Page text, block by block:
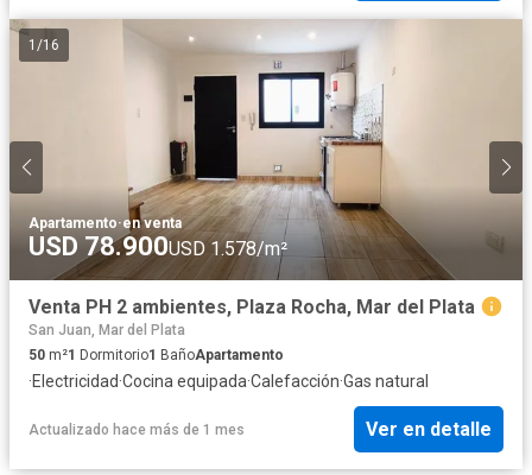
1 /16
Apartamento·en venta
USD 78.900USD 1.578/m²
Venta PH 2 ambientes, Plaza Rocha, Mar del Plata
San Juan, Mar del Plata
50 m²1 Dormitorio1 BañoApartamento
·Electricidad·Cocina equipada·Calefacción·Gas natural
Actualizado hace más de 1 mes Ver en detalle